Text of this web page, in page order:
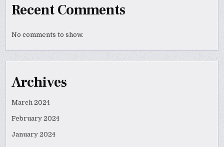
Recent Comments
No comments to show.
Archives
March 2024
February 2024
January 2024